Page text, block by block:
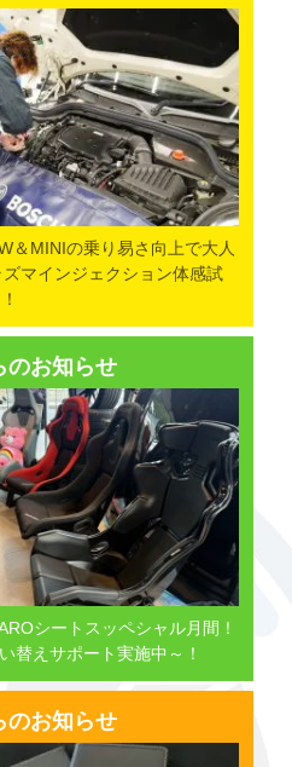
＆MINIの乗り易さ向上で大人
マインジェクション体感試
のお知らせ
シートスッペシャル月間！
替えサポート実施中～！
のお知らせ